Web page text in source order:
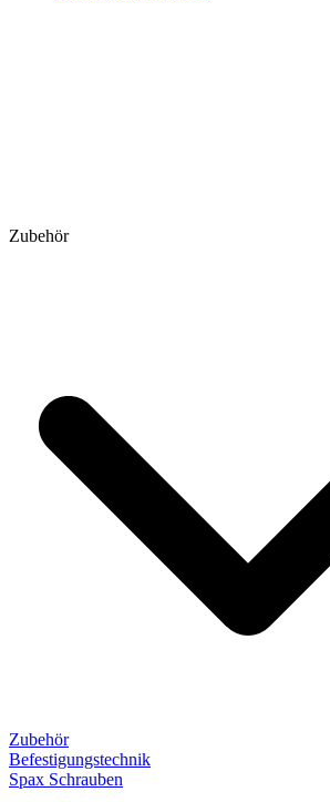
Zubehör
Zubehör
Befestigungstechnik
Spax Schrauben